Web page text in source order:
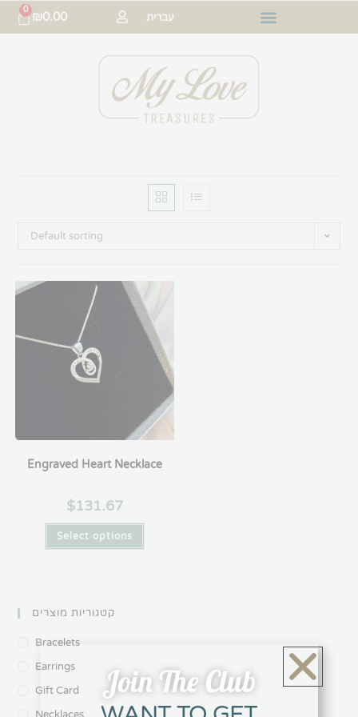
עברית ₪0.00
0
Default sorting
Engraved Heart Necklace
$131.67
Select options
קטגוריות מוצרים
Bracelets
Earrings
Gift Card
Join The Club